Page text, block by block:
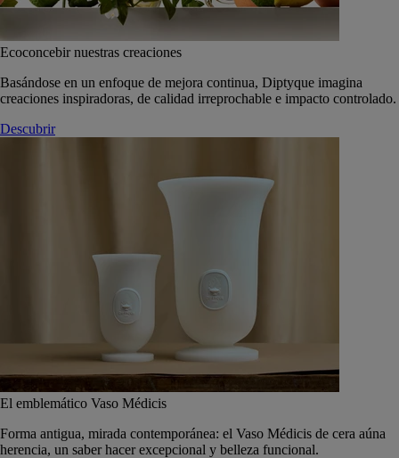
Ecoconcebir nuestras creaciones
Basándose en un enfoque de mejora continua, Diptyque imagina
creaciones inspiradoras, de calidad irreprochable e impacto controlado.
Descubrir
El emblemático Vaso Médicis
Forma antigua, mirada contemporánea: el Vaso Médicis de cera aúna
herencia, un saber hacer excepcional y belleza funcional.